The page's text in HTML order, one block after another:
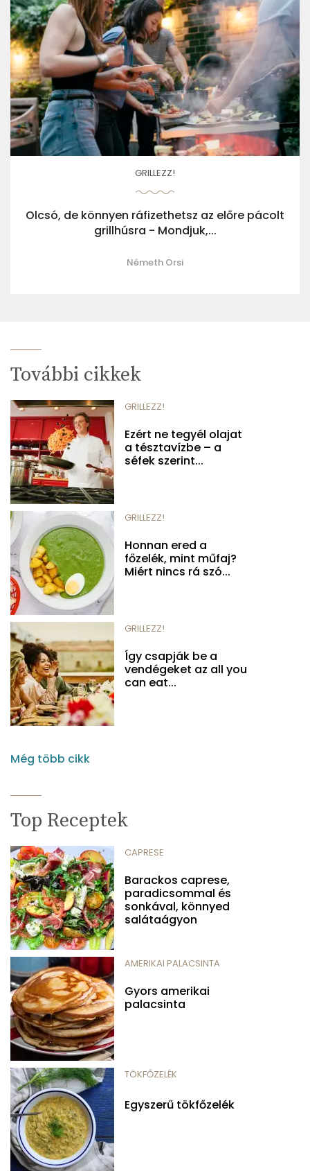
GRILLEZZ!
Olcsó, de könnyen ráfizethetsz az előre pácolt
grillhúsra - Mondjuk,...
Németh Orsi
További cikkek
GRILLEZZ!
Ezért ne tegyél olajat
a tésztavízbe – a
séfek szerint...
GRILLEZZ!
Honnan ered a
főzelék, mint műfaj?
Miért nincs rá szó...
GRILLEZZ!
Így csapják be a
vendégeket az all you
can eat...
Még több cikk
Top Receptek
CAPRESE
Barackos caprese,
paradicsommal és
sonkával, könnyed
salátaágyon
AMERIKAI PALACSINTA
Gyors amerikai
palacsinta
TÖKFŐZELÉK
Egyszerű tökfőzelék